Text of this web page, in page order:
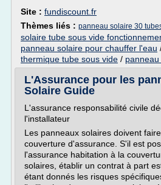
Site : fundiscount.fr
Thèmes liés : panneau solaire 30
solaire tube sous vide
panneau solaire pour chauffer l'eau
thermique tube sous vide /
L'Assurance pour les
Solaire Guide
L'assurance responsabilité civile
l'installateur
Les panneaux solaires doivent
couverture d'assurance. S'il est
l'assurance habitation à la
solaires, établir un contrat à part
étant donnés les risques